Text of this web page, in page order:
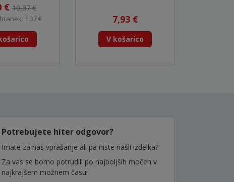
€ 10,37 €
1,37 € 7,93 €
V košarico
Potrebujete hiter odgovor?
Imate za nas vprašanje ali pa niste našli izdelka?
Za vas se bomo potrudili po najboljših močeh v
najkrajšem možnem času!